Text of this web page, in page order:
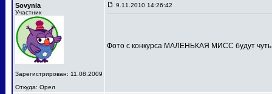
Sovynia
Участник
Зарегистрирован: 11.08.2009
Откуда: Орел
9.11.2010 14:26:42
Фото с конкурса МАЛЕНЬКАЯ МИСС будут